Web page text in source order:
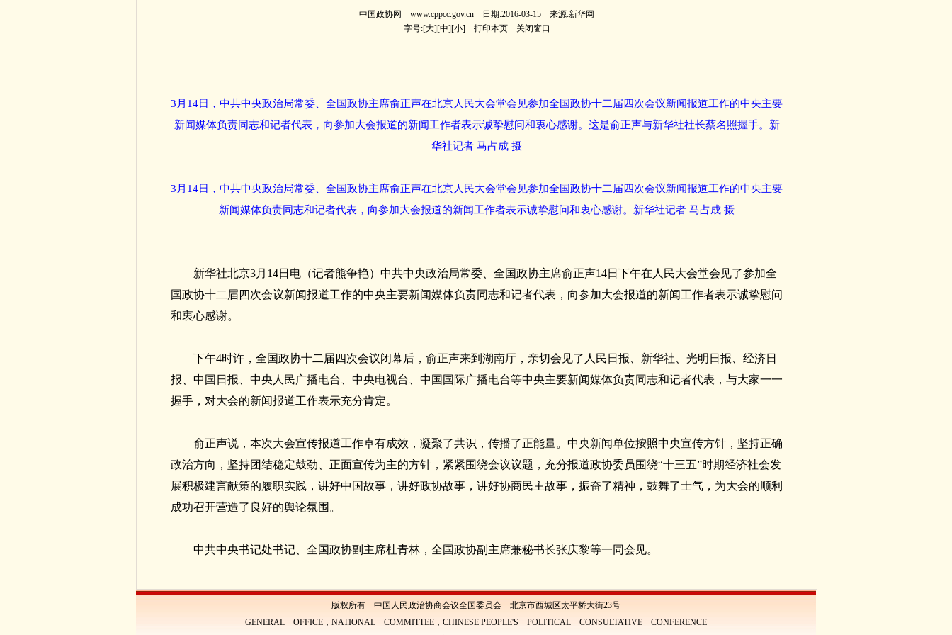
中国政协网 www.cppcc.gov.cn 日期:2016-03-15 来源:新华网
字号:[大][中][小] 打印本页 关闭窗口
3月14日，中共中央政治局常委、全国政协主席俞正声在北京人民大会堂会见参加全国政协十二届四次会议新闻报道工作的中央主要
新闻媒体负责同志和记者代表，向参加大会报道的新闻工作者表示诚挚慰问和衷心感谢。这是俞正声与新华社社长蔡名照握手。新
华社记者 马占成 摄
3月14日，中共中央政治局常委、全国政协主席俞正声在北京人民大会堂会见参加全国政协十二届四次会议新闻报道工作的中央主要
新闻媒体负责同志和记者代表，向参加大会报道的新闻工作者表示诚挚慰问和衷心感谢。新华社记者 马占成 摄
新华社北京3月14日电（记者熊争艳）中共中央政治局常委、全国政协主席俞正声14日下午在人民大会堂会见了参加全
国政协十二届四次会议新闻报道工作的中央主要新闻媒体负责同志和记者代表，向参加大会报道的新闻工作者表示诚挚慰问
和衷心感谢。
下午4时许，全国政协十二届四次会议闭幕后，俞正声来到湖南厅，亲切会见了人民日报、新华社、光明日报、经济日
报、中国日报、中央人民广播电台、中央电视台、中国国际广播电台等中央主要新闻媒体负责同志和记者代表，与大家一一
握手，对大会的新闻报道工作表示充分肯定。
俞正声说，本次大会宣传报道工作卓有成效，凝聚了共识，传播了正能量。中央新闻单位按照中央宣传方针，坚持正确
政治方向，坚持团结稳定鼓劲、正面宣传为主的方针，紧紧围绕会议议题，充分报道政协委员围绕“十三五”时期经济社会发
展积极建言献策的履职实践，讲好中国故事，讲好政协故事，讲好协商民主故事，振奋了精神，鼓舞了士气，为大会的顺利
成功召开营造了良好的舆论氛围。
中共中央书记处书记、全国政协副主席杜青林，全国政协副主席兼秘书长张庆黎等一同会见。
版权所有 中国人民政治协商会议全国委员会 北京市西城区太平桥大街23号
GENERAL OFFICE，NATIONAL COMMITTEE，CHINESE PEOPLE'S POLITICAL CONSULTATIVE CONFERENCE